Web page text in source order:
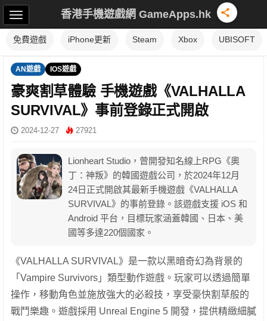
香港手機遊戲網 GameApps.hk
免費遊戲 iPhone更新 Steam Xbox UBISOFT
AN遊戲 IOS遊戲
豪爽割草體驗 手機遊戲《VALHALLA
SURVIVAL》事前登錄正式開啟
2024-12-27 27921
Lionheart Studio，曾開發知名線上RPG《奧
丁：神叛》的韓國遊戲公司，於2024年12月
24日正式開啟其最新手機遊戲《VALHALLA
SURVIVAL》的事前登錄。該遊戲支援 iOS 和
Android 平台，目標玩家涵蓋韓國、日本、美
國等多達220個國家。
《VALHALLA SURVIVAL》是一款以黑暗奇幻為背景的
「Vampire Survivors」類型動作遊戲。玩家可以透過簡單
操作，移動角色並施放強大的必殺技，享受豪快割草般的
戰鬥樂趣。遊戲採用 Unreal Engine 5 開發，提供精緻細膩